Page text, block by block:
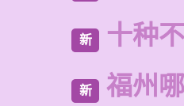
新 十种
新 福州